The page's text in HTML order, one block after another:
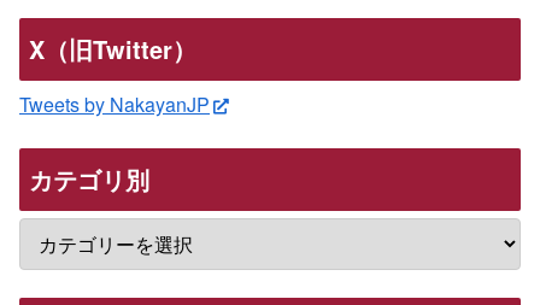
X（旧Twitter）
Tweets by NakayanJP
カテゴリ別